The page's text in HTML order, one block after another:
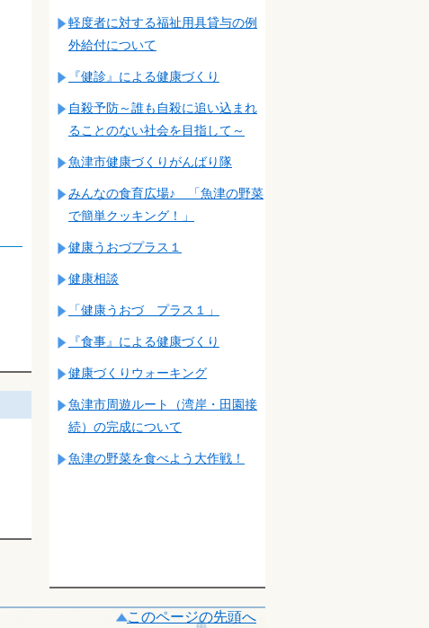
軽度者に対する福祉用具貸与の例
外給付について
『健診』による健康づくり
自殺予防～誰も自殺に追い込まれ
ることのない社会を目指して～
魚津市健康づくりがんばり隊
みんなの食育広場♪ 「魚津の野菜
で簡単クッキング！」
健康うおづプラス１
健康相談
「健康うおづ プラス１」
『食事』による健康づくり
健康づくりウォーキング
魚津市周遊ルート（湾岸・田園接
続）の完成について
魚津の野菜を食べよう大作戦！
このページの先頭へ